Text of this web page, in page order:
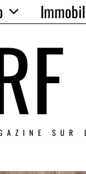
SUR